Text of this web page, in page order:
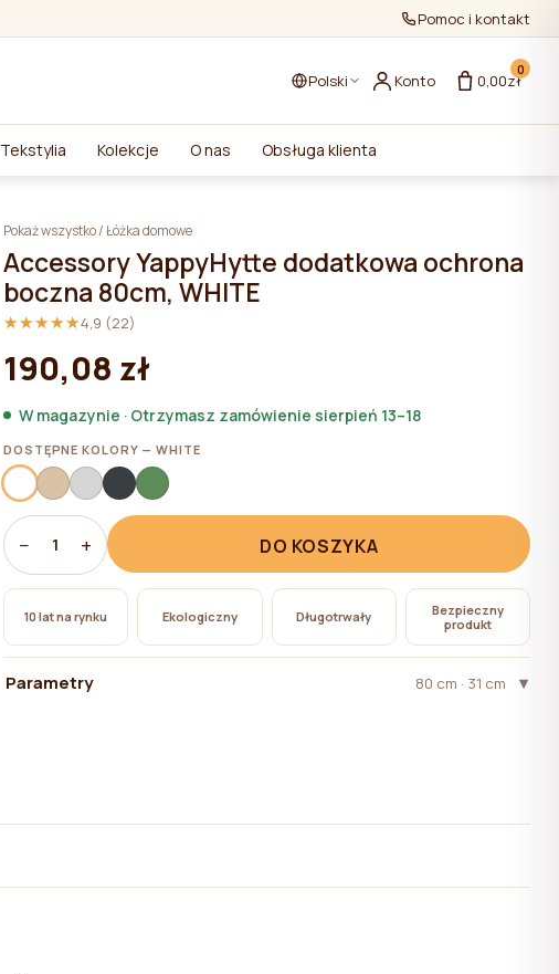
Pomoc i kontakt
Polski Konto
0
0,00zł
Tekstylia Kolekcje O nas Obsługa klienta
Pokaż wszystko/Łóżka domowe
Accessory YappyHytte dodatkowa ochrona
boczna 80cm, WHITE
★★★★★
★★★★★4,9 (22)
190,08 zł
W magazynie · Otrzymasz zamówienie sierpień 13–18
DOSTĘPNE KOLORY — WHITE
− 1 + DO KOSZYKA
10 lat na rynku Ekologiczny Długotrwały
Bezpieczny
produkt
Parametry 80 cm · 31 cm